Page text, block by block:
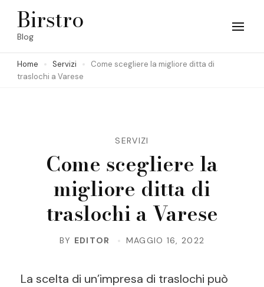
Skip
(Press
Birstro
Blog
Home Servizi
Come scegliere la migliore ditta di
traslochi a Varese
SERVIZI
Come scegliere la
migliore ditta di
traslochi a Varese
BY EDITOR MAGGIO 16, 2022
La scelta di un’impresa di traslochi può